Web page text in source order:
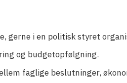
gerne i en politisk styret
og budgetopfølgning.
faglige beslutninger,